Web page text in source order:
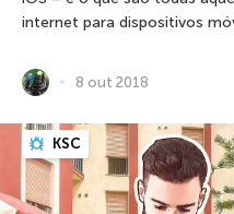
internet para dispositivos
8 out 2018
KSC